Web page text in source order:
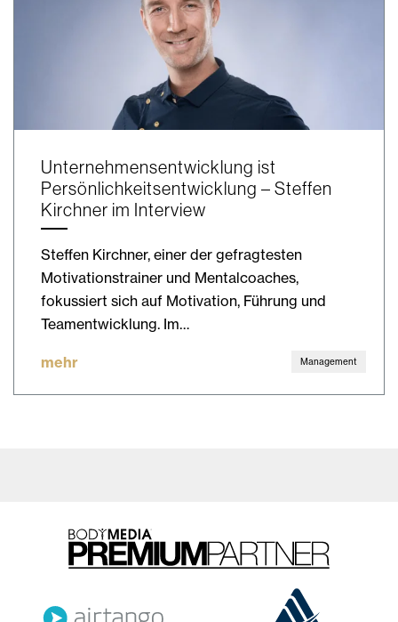
Unternehmensentwicklung ist
Persönlichkeitsentwicklung – Steffen
Kirchner im Interview
Steffen Kirchner, einer der gefragtesten
Motivationstrainer und Mentalcoaches,
fokussiert sich auf Motivation, Führung und
Teamentwicklung. Im…
mehr Management